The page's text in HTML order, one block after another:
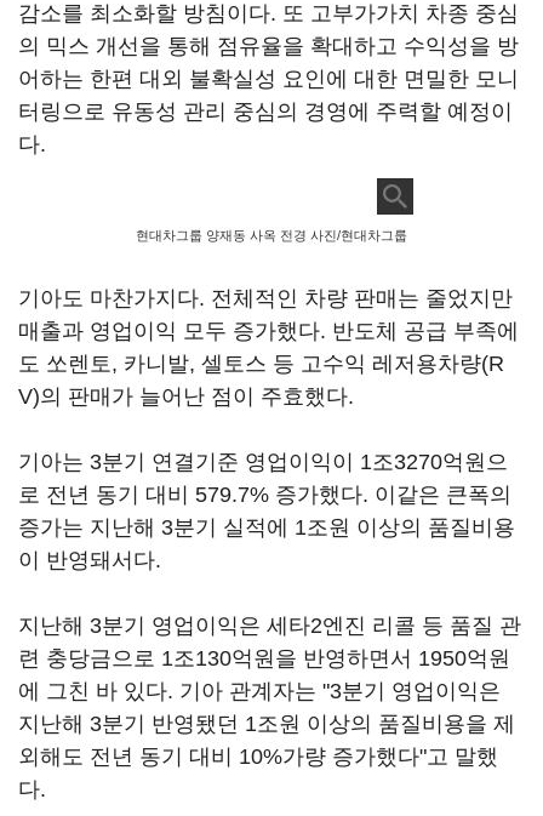
감소를 최소화할 방침이다. 또 고부가가치 차종 중심
의 믹스 개선을 통해 점유율을 확대하고 수익성을 방
어하는 한편 대외 불확실성 요인에 대한 면밀한 모니
터링으로 유동성 관리 중심의 경영에 주력할 예정이
다.
현대차그룹 양재동 사옥 전경 사진/현대차그룹
기아도 마찬가지다. 전체적인 차량 판매는 줄었지만
매출과 영업이익 모두 증가했다. 반도체 공급 부족에
도 쏘렌토, 카니발, 셀토스 등 고수익 레저용차량(R
V)의 판매가 늘어난 점이 주효했다.
기아는 3분기 연결기준 영업이익이 1조3270억원으
로 전년 동기 대비 579.7% 증가했다. 이같은 큰폭의
증가는 지난해 3분기 실적에 1조원 이상의 품질비용
이 반영돼서다.
지난해 3분기 영업이익은 세타2엔진 리콜 등 품질 관
련 충당금으로 1조130억원을 반영하면서 1950억원
에 그친 바 있다. 기아 관계자는 "3분기 영업이익은
지난해 3분기 반영됐던 1조원 이상의 품질비용을 제
외해도 전년 동기 대비 10%가량 증가했다"고 말했
다.